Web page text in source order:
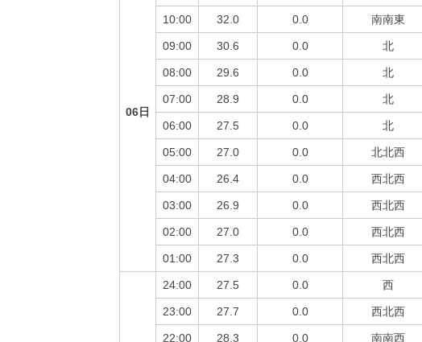
06日
10:00 32.0 0.0 南南東
09:00 30.6 0.0 北
08:00 29.6 0.0 北
07:00 28.9 0.0 北
06:00 27.5 0.0 北
05:00 27.0 0.0 北北西
04:00 26.4 0.0 西北西
03:00 26.9 0.0 西北西
02:00 27.0 0.0 西北西
01:00 27.3 0.0 西北西
24:00 27.5 0.0 西
23:00 27.7 0.0 西北西
22:00 28.3 0.0 南南西